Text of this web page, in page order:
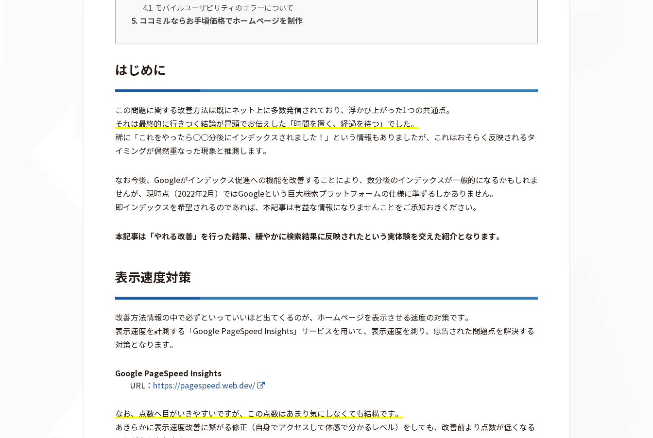
モバイルユーザビリティのエラーについて
ココミルならお手頃価格でホームページを制作
はじめに
この問題に関する改善方法は既にネット上に多数発信されており、浮かび上がった1つの共通点。
それは最終的に行きつく結論が冒頭でお伝えした「時間を置く、経過を待つ」でした。
稀に「これをやったら○○分後にインデックスされました！」という情報もありましたが、これはおそらく反映されるタ
イミングが偶然重なった現象と推測します。
なお今後、Googleがインデックス促進への機能を改善することにより、数分後のインデックスが一般的になるかもしれま
せんが、現時点（2022年2月）ではGoogleという巨大検索プラットフォームの仕様に準ずるしかありません。
即インデックスを希望されるのであれば、本記事は有益な情報になりませんことをご承知おきください。
本記事は「やれる改善」を行った結果、緩やかに検索結果に反映されたという実体験を交えた紹介となります。
表示速度対策
改善方法情報の中で必ずといっていいほど出てくるのが、ホームページを表示させる速度の対策です。
表示速度を計測する「Google PageSpeed Insights」サービスを用いて、表示速度を測り、忠告された問題点を解決する
対策となります。
Google PageSpeed Insights
URL： https://pagespeed.web.dev/
なお、点数へ目がいきやすいですが、この点数はあまり気にしなくても結構です。
あきらかに表示速度改善に繋がる修正（自身でアクセスして体感で分かるレベル）をしても、改善前より点数が低くなる